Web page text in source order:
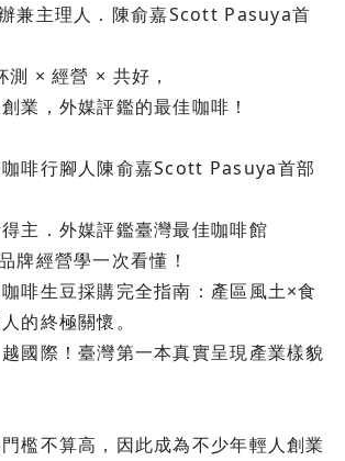
兼主理人．陳俞嘉Scott Pasuya首
× 經營 × 共好，
業，外媒評鑑的最佳咖啡！
行腳人陳俞嘉Scott Pasuya首部
．外媒評鑑臺灣最佳咖啡館
經營學一次看懂！
生豆採購完全指南：產區風土×食
的終極關懷。
際！臺灣第一本真實呈現產業樣貌
不算高，因此成為不少年輕人創業